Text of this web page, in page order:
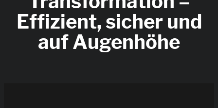
Effizient, sicher und
auf Augenhöhe